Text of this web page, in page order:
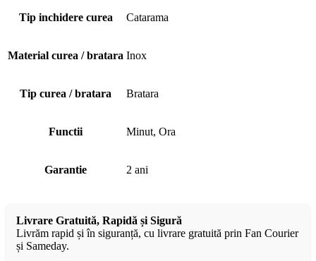
Tip inchidere curea Catarama
Material curea / bratara Inox
Tip curea / bratara Bratara
Functii Minut, Ora
Garantie 2 ani
Livrare Gratuită, Rapidă și Sigură
Livrăm rapid și în siguranță, cu livrare gratuită prin Fan Courier
și Sameday.